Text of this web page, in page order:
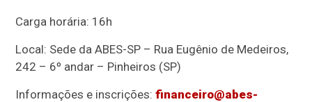
Carga horária: 16h
Local: Sede da ABES-SP – Rua Eugênio de Medeiros,
242 – 6º andar – Pinheiros (SP)
Informações e inscrições:financeiro@abes-